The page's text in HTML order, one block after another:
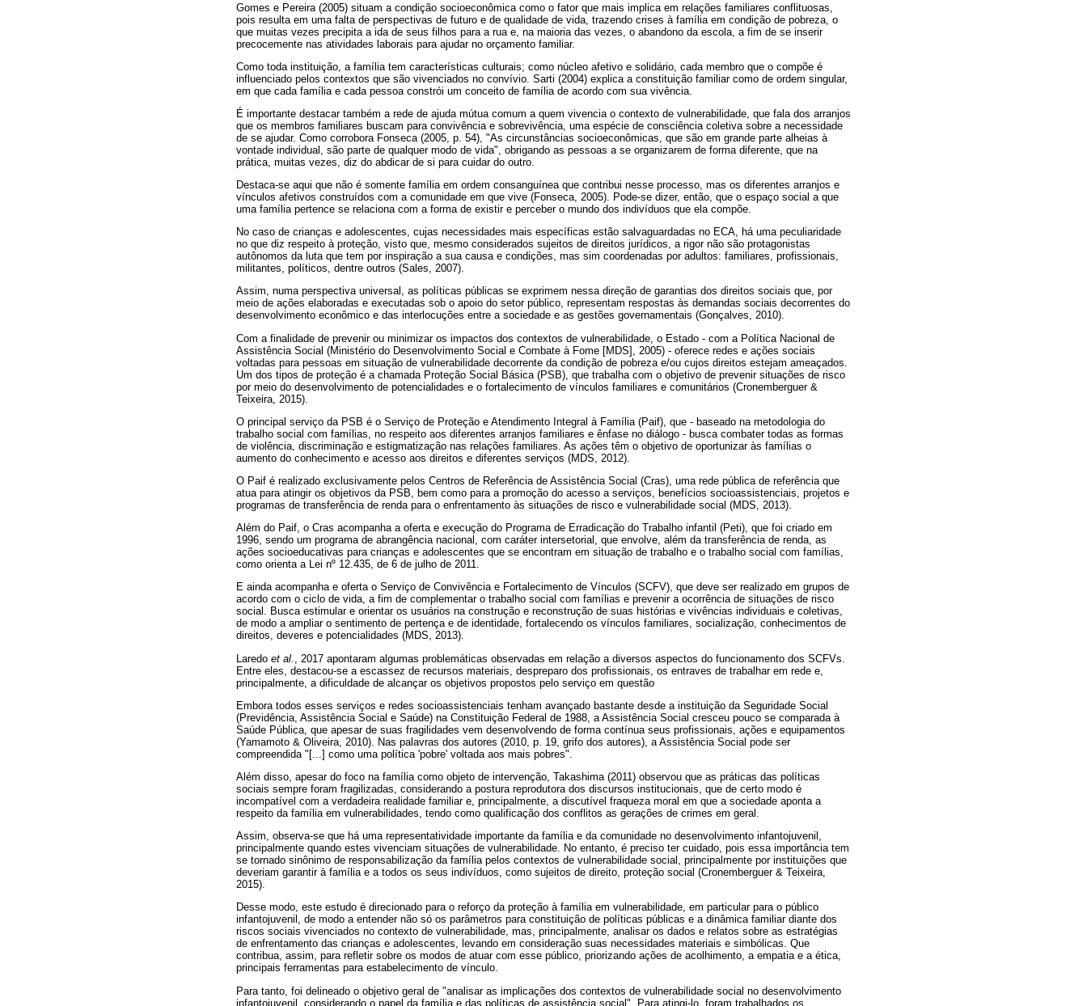
Gomes e Pereira (2005) situam a condição socioeconômica como o fator que mais implica em relações familiares conflituosas,
pois resulta em uma falta de perspectivas de futuro e de qualidade de vida, trazendo crises à família em condição de pobreza, o
que muitas vezes precipita a ida de seus filhos para a rua e, na maioria das vezes, o abandono da escola, a fim de se inserir
precocemente nas atividades laborais para ajudar no orçamento familiar.
Como toda instituição, a família tem características culturais; como núcleo afetivo e solidário, cada membro que o compõe é
influenciado pelos contextos que são vivenciados no convívio. Sarti (2004) explica a constituição familiar como de ordem singular,
em que cada família e cada pessoa constrói um conceito de família de acordo com sua vivência.
É importante destacar também a rede de ajuda mútua comum a quem vivencia o contexto de vulnerabilidade, que fala dos arranjos
que os membros familiares buscam para convivência e sobrevivência, uma espécie de consciência coletiva sobre a necessidade
de se ajudar. Como corrobora Fonseca (2005, p. 54), "As circunstâncias socioeconômicas, que são em grande parte alheias à
vontade individual, são parte de qualquer modo de vida", obrigando as pessoas a se organizarem de forma diferente, que na
prática, muitas vezes, diz do abdicar de si para cuidar do outro.
Destaca-se aqui que não é somente família em ordem consanguínea que contribui nesse processo, mas os diferentes arranjos e
vínculos afetivos construídos com a comunidade em que vive (Fonseca, 2005). Pode-se dizer, então, que o espaço social a que
uma família pertence se relaciona com a forma de existir e perceber o mundo dos indivíduos que ela compõe.
No caso de crianças e adolescentes, cujas necessidades mais específicas estão salvaguardadas no ECA, há uma peculiaridade
no que diz respeito à proteção, visto que, mesmo considerados sujeitos de direitos jurídicos, a rigor não são protagonistas
autônomos da luta que tem por inspiração a sua causa e condições, mas sim coordenadas por adultos: familiares, profissionais,
militantes, políticos, dentre outros (Sales, 2007).
Assim, numa perspectiva universal, as políticas públicas se exprimem nessa direção de garantias dos direitos sociais que, por
meio de ações elaboradas e executadas sob o apoio do setor público, representam respostas às demandas sociais decorrentes do
desenvolvimento econômico e das interlocuções entre a sociedade e as gestões governamentais (Gonçalves, 2010).
Com a finalidade de prevenir ou minimizar os impactos dos contextos de vulnerabilidade, o Estado - com a Política Nacional de
Assistência Social (Ministério do Desenvolvimento Social e Combate à Fome [MDS], 2005) - oferece redes e ações sociais
voltadas para pessoas em situação de vulnerabilidade decorrente da condição de pobreza e/ou cujos direitos estejam ameaçados.
Um dos tipos de proteção é a chamada Proteção Social Básica (PSB), que trabalha com o objetivo de prevenir situações de risco
por meio do desenvolvimento de potencialidades e o fortalecimento de vínculos familiares e comunitários (Cronemberguer &
Teixeira, 2015).
O principal serviço da PSB é o Serviço de Proteção e Atendimento Integral à Família (Paif), que - baseado na metodologia do
trabalho social com famílias, no respeito aos diferentes arranjos familiares e ênfase no diálogo - busca combater todas as formas
de violência, discriminação e estigmatização nas relações familiares. As ações têm o objetivo de oportunizar às famílias o
aumento do conhecimento e acesso aos direitos e diferentes serviços (MDS, 2012).
O Paif é realizado exclusivamente pelos Centros de Referência de Assistência Social (Cras), uma rede pública de referência que
atua para atingir os objetivos da PSB, bem como para a promoção do acesso a serviços, benefícios socioassistenciais, projetos e
programas de transferência de renda para o enfrentamento às situações de risco e vulnerabilidade social (MDS, 2013).
Além do Paif, o Cras acompanha a oferta e execução do Programa de Erradicação do Trabalho infantil (Peti), que foi criado em
1996, sendo um programa de abrangência nacional, com caráter intersetorial, que envolve, além da transferência de renda, as
ações socioeducativas para crianças e adolescentes que se encontram em situação de trabalho e o trabalho social com famílias,
como orienta a Lei nº 12.435, de 6 de julho de 2011.
E ainda acompanha e oferta o Serviço de Convivência e Fortalecimento de Vínculos (SCFV), que deve ser realizado em grupos de
acordo com o ciclo de vida, a fim de complementar o trabalho social com famílias e prevenir a ocorrência de situações de risco
social. Busca estimular e orientar os usuários na construção e reconstrução de suas histórias e vivências individuais e coletivas,
de modo a ampliar o sentimento de pertença e de identidade, fortalecendo os vínculos familiares, socialização, conhecimentos de
direitos, deveres e potencialidades (MDS, 2013).
Laredo et al ., 2017 apontaram algumas problemáticas observadas em relação a diversos aspectos do funcionamento dos SCFVs.
Entre eles, destacou-se a escassez de recursos materiais, despreparo dos profissionais, os entraves de trabalhar em rede e,
principalmente, a dificuldade de alcançar os objetivos propostos pelo serviço em questão
Embora todos esses serviços e redes socioassistenciais tenham avançado bastante desde a instituição da Seguridade Social
(Previdência, Assistência Social e Saúde) na Constituição Federal de 1988, a Assistência Social cresceu pouco se comparada à
Saúde Pública, que apesar de suas fragilidades vem desenvolvendo de forma contínua seus profissionais, ações e equipamentos
(Yamamoto & Oliveira, 2010). Nas palavras dos autores (2010, p. 19, grifo dos autores), a Assistência Social pode ser
compreendida "[...] como uma política 'pobre' voltada aos mais pobres".
Além disso, apesar do foco na família como objeto de intervenção, Takashima (2011) observou que as práticas das políticas
sociais sempre foram fragilizadas, considerando a postura reprodutora dos discursos institucionais, que de certo modo é
incompatível com a verdadeira realidade familiar e, principalmente, a discutível fraqueza moral em que a sociedade aponta a
respeito da família em vulnerabilidades, tendo como qualificação dos conflitos as gerações de crimes em geral.
Assim, observa-se que há uma representatividade importante da família e da comunidade no desenvolvimento infantojuvenil,
principalmente quando estes vivenciam situações de vulnerabilidade. No entanto, é preciso ter cuidado, pois essa importância tem
se tornado sinônimo de responsabilização da família pelos contextos de vulnerabilidade social, principalmente por instituições que
deveriam garantir à família e a todos os seus indivíduos, como sujeitos de direito, proteção social (Cronemberguer & Teixeira,
2015).
Desse modo, este estudo é direcionado para o reforço da proteção à família em vulnerabilidade, em particular para o público
infantojuvenil, de modo a entender não só os parâmetros para constituição de políticas públicas e a dinâmica familiar diante dos
riscos sociais vivenciados no contexto de vulnerabilidade, mas, principalmente, analisar os dados e relatos sobre as estratégias
de enfrentamento das crianças e adolescentes, levando em consideração suas necessidades materiais e simbólicas. Que
contribua, assim, para refletir sobre os modos de atuar com esse público, priorizando ações de acolhimento, a empatia e a ética,
principais ferramentas para estabelecimento de vínculo.
Para tanto, foi delineado o objetivo geral de "analisar as implicações dos contextos de vulnerabilidade social no desenvolvimento
infantojuvenil, considerando o papel da família e das políticas de assistência social". Para atingi-lo, foram trabalhados os